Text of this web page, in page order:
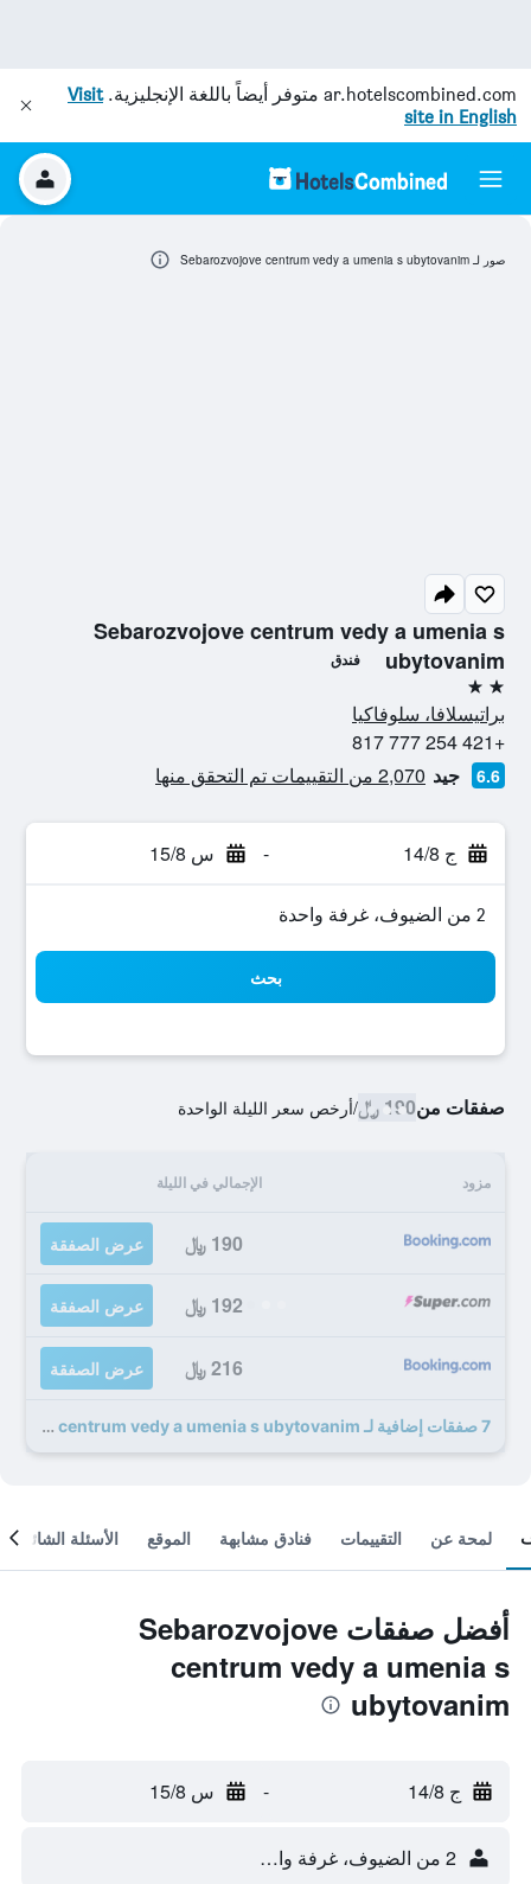
ar.hotelscombined.com متوفر أيضاً باللغة الإنجليزية.Visit
site in English
Sebarozvojove centrum vedy a umenia s
ubytovanim
فندق
2 نجمتين
براتيسلافا، سلوفاكيا
+421 254 777 817
6.6 جيد 2,070 من التقييمات تم التحقق منها
ج 14/8 - س 15/8
2 من الضيوف، غرفة واحدة
بحث
صفقات من190 ﷼ /أرخص سعر الليلة الواحدة
مزود الإجمالي في الليلة
190 ﷼ عرض الصفقة
192 ﷼ عرض الصفقة
216 ﷼ عرض الصفقة
7 صفقات إضافية لـ Sebarozvojove centrum vedy a umenia s ubytovanim
صور لـ Sebarozvojove centrum vedy a umenia s ubytovanim
لمحة عن التقييمات فنادق مشابهة الموقع الأسئلة الشائعة
أفضل صفقات Sebarozvojove
centrum vedy a umenia s
ubytovanim
ج 14/8 - س 15/8
2 من الضيوف، غرفة واحدة